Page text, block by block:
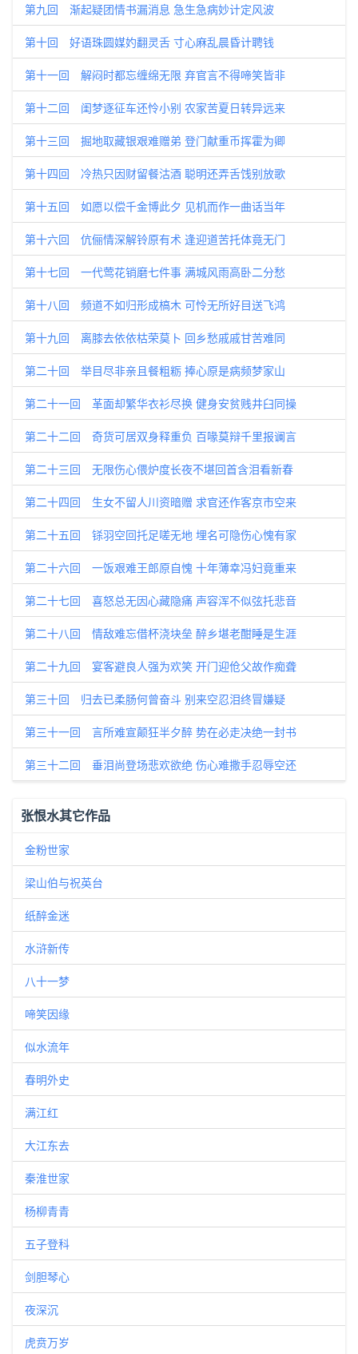
第九回 渐起疑团情书漏消息 急生急病妙计定风波
第十回 好语珠圆媒妁翻灵舌 寸心麻乱晨昏计聘钱
第十一回 解闷时都忘缠绵无限 弃官言不得啼笑皆非
第十二回 闺梦逐征车还怜小别 农家苦夏日转异远来
第十三回 掘地取藏银艰难赠弟 登门献重币挥霍为卿
第十四回 冷热只因财留餐沽酒 聪明还弄舌饯别放歌
第十五回 如愿以偿千金博此夕 见机而作一曲话当年
第十六回 伉俪情深解铃原有术 逢迎道苦托体竟无门
第十七回 一代莺花销磨七件事 满城风雨高卧二分愁
第十八回 频道不如归形成槁木 可怜无所好目送飞鸿
第十九回 离膝去依依枯荣莫卜 回乡愁戚戚甘苦难同
第二十回 举目尽非亲且餐粗粝 捧心原是病频梦家山
第二十一回 革面却繁华衣衫尽换 健身安贫贱井臼同操
第二十二回 奇货可居双身释重负 百喙莫辩千里报谰言
第二十三回 无限伤心偎炉度长夜不堪回首含泪看新春
第二十四回 生女不留人川资暗赠 求官还作客京市空来
第二十五回 铩羽空回托足嗟无地 埋名可隐伤心愧有家
第二十六回 一饭艰难王郎原自愧 十年薄幸冯妇竟重来
第二十七回 喜怒总无因心藏隐痛 声容浑不似弦托悲音
第二十八回 情敌难忘借杯浇块垒 醉乡堪老酣睡是生涯
第二十九回 宴客避良人强为欢笑 开门迎伧父故作痴聋
第三十回 归去已柔肠何曾奋斗 别来空忍泪终冒嫌疑
第三十一回 言所难宣颠狂半夕醉 势在必走决绝一封书
第三十二回 垂泪尚登场悲欢欲绝 伤心难撒手忍辱空还
张恨水其它作品
金粉世家
梁山伯与祝英台
纸醉金迷
水浒新传
八十一梦
啼笑因缘
似水流年
春明外史
满江红
大江东去
秦淮世家
杨柳青青
五子登科
剑胆琴心
夜深沉
虎贲万岁